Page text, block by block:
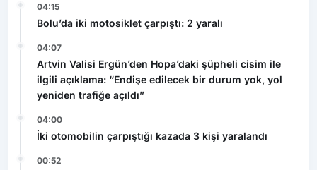
04:15
Bolu’da iki motosiklet çarpıştı: 2 yaralı
04:07
Artvin Valisi Ergün’den Hopa’daki şüpheli cisim ile
ilgili açıklama: “Endişe edilecek bir durum yok, yol
yeniden trafiğe açıldı”
04:00
İki otomobilin çarpıştığı kazada 3 kişi yaralandı
00:52